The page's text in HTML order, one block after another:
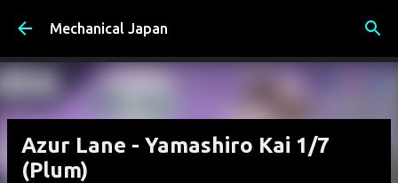
Ir al contenido principal
Mechanical Japan
Azur Lane - Yamashiro Kai 1/7
(Plum)